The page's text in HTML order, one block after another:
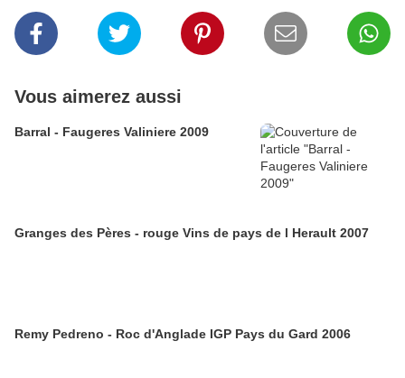
Vous aimerez aussi
Barral - Faugeres Valiniere 2009
Granges des Pères - rouge Vins de pays de l Herault 2007
Remy Pedreno - Roc d'Anglade IGP Pays du Gard 2006